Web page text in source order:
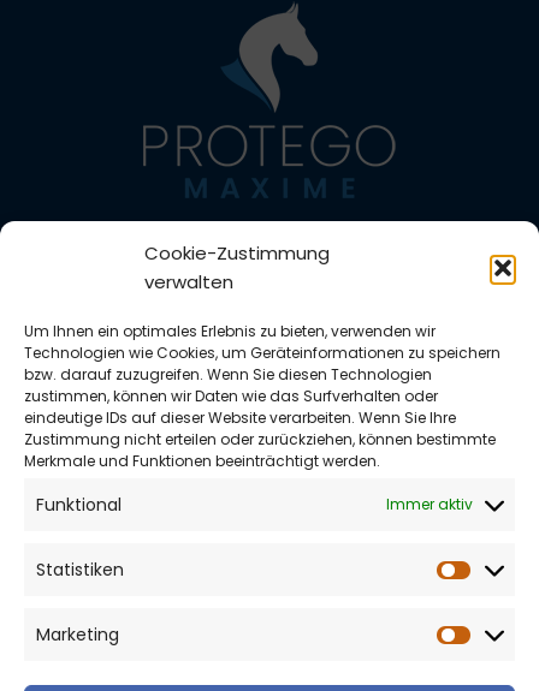
Cookie-Zustimmung
verwalten
Um Ihnen ein optimales Erlebnis zu bieten, verwenden wir
Technologien wie Cookies, um Geräteinformationen zu speichern
bzw. darauf zuzugreifen. Wenn Sie diesen Technologien
zustimmen, können wir Daten wie das Surfverhalten oder
eindeutige IDs auf dieser Website verarbeiten. Wenn Sie Ihre
Zustimmung nicht erteilen oder zurückziehen, können bestimmte
Merkmale und Funktionen beeinträchtigt werden.
Funktional Immer aktiv
Statistiken
Marketing
Datenschutzerklärung
Zahlungsarten
Widerrufsbelehrung
Vertrag widerrufen
AGB
Richtlinie für Rückerstattungen und Rückgaben
Cookie-Richtlinie (EU)